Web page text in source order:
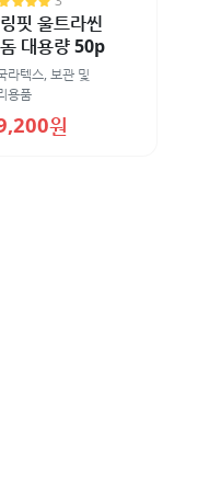
핏 울트라씬
대용량 50p
라텍스,보관 및
용품
원